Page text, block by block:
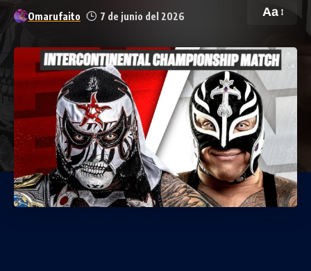
Omarufaito 7 de junio del 2026 Aa